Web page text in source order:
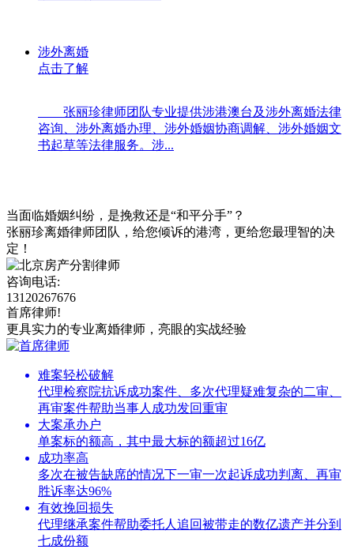
涉外离婚
点击了解
张丽珍律师团队专业提供涉港澳台及涉外离婚法律
咨询、涉外离婚办理、涉外婚姻协商调解、涉外婚姻文
书起草等法律服务。涉...
当面临婚姻纠纷，是挽救还是“和平分手”？
张丽珍离婚律师团队，给您倾诉的港湾，更给您最理智的决
定！
咨询电话:
13120267676
首席律师!
更具实力的专业离婚律师，亮眼的实战经验
难案轻松破解
代理检察院抗诉成功案件、多次代理疑难复杂的二审、
再审案件帮助当事人成功发回重审
大案承办户
单案标的额高，其中最大标的额超过16亿
成功率高
多次在被告缺席的情况下一审一次起诉成功判离、再审
胜诉率达96%
有效挽回损失
代理继承案件帮助委托人追回被带走的数亿遗产并分到
七成份额